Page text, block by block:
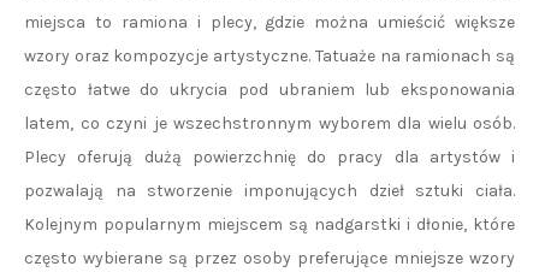
miejsca to ramiona i plecy, gdzie można umieścić większe
wzory oraz kompozycje artystyczne. Tatuaże na ramionach są
często łatwe do ukrycia pod ubraniem lub eksponowania
latem, co czyni je wszechstronnym wyborem dla wielu osób.
Plecy oferują dużą powierzchnię do pracy dla artystów i
pozwalają na stworzenie imponujących dzieł sztuki ciała.
Kolejnym popularnym miejscem są nadgarstki i dłonie, które
często wybierane są przez osoby preferujące mniejsze wzory